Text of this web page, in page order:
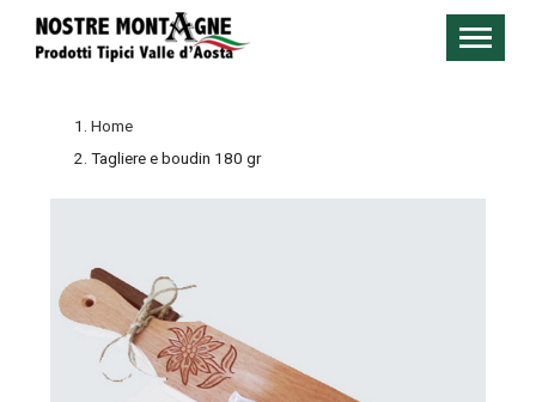
Home
Tagliere e boudin 180 gr